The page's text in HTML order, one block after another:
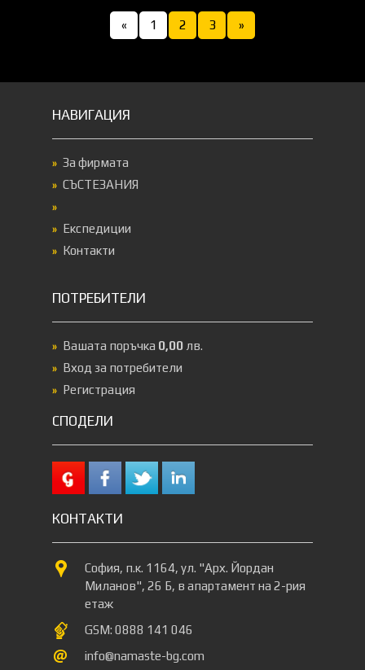
« 1 2 3 »
НАВИГАЦИЯ
За фирмата
СЪСТЕЗАНИЯ
Експедиции
Контакти
ПОТРЕБИТЕЛИ
Вашата поръчка 0,00 лв.
Вход за потребители
Регистрация
СПОДЕЛИ
КОНТАКТИ
София, п.к. 1164, ул. "Арх. Йордан
Миланов", 26 Б, в апартамент на 2-рия
етаж
GSM: 0888 141 046
info@namaste-bg.com